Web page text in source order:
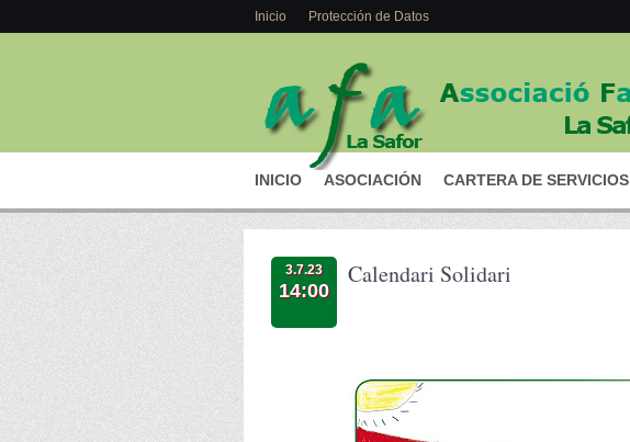
Inicio Protección de Datos
INICIO ASOCIACIÓN CARTERA DE SERVICIOS
3.7.23
14:00
Calendari Solidari